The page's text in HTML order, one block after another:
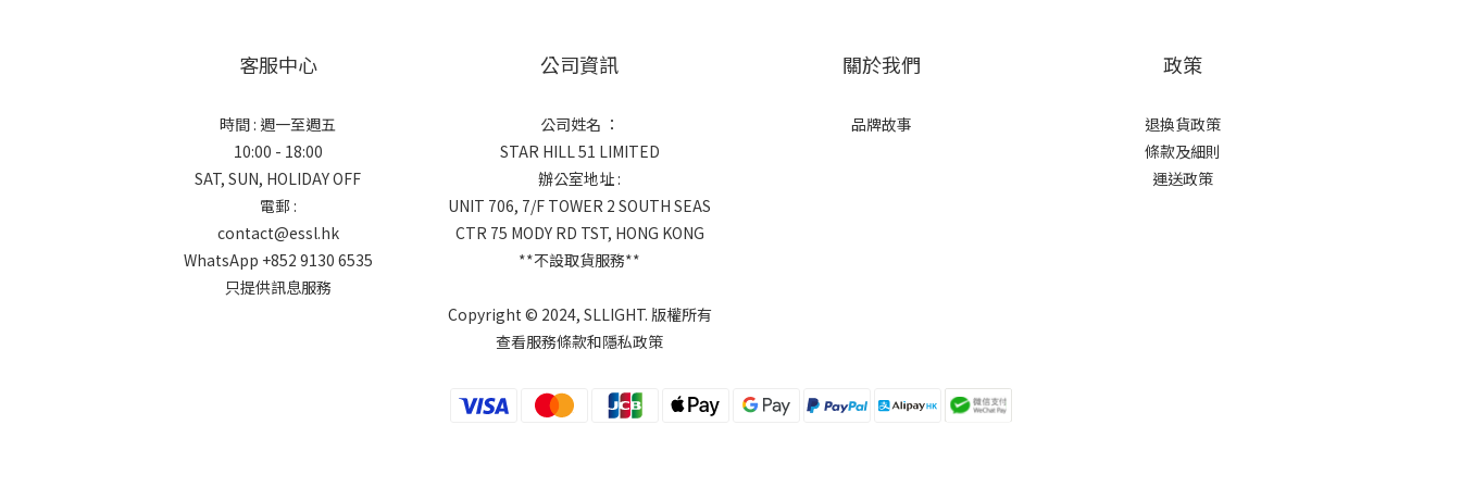
客服中心
時間 : 週一至週五
10:00 - 18:00
SAT, SUN, HOLIDAY OFF
電郵 :
contact@essl.hk
WhatsApp +852 9130 6535
只提供訊息服務
公司資訊
公司姓名 ：
STAR HILL 51 LIMITED
辦公室地址 :
UNIT 706, 7/F TOWER 2 SOUTH SEAS
CTR 75 MODY RD TST, HONG KONG
**不設取貨服務**
Copyright © 2024, SLLIGHT. 版權所有
查看服務條款和隱私政策
關於我們
品牌故事
政策
退換貨政策
條款及細則
運送政策